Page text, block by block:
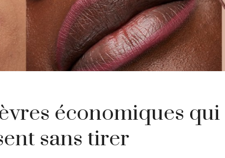
économiques qui
sans tirer